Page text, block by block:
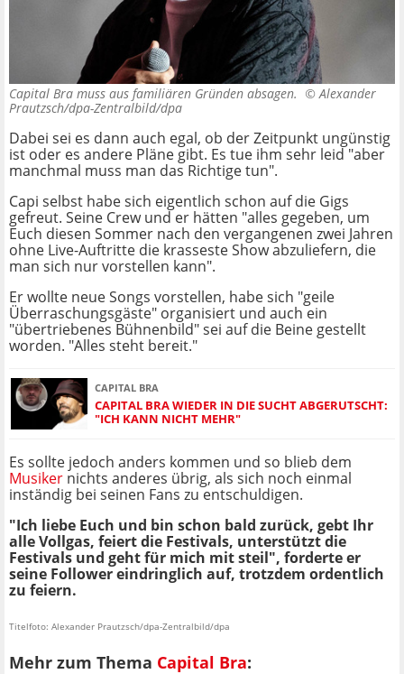
Capital Bra muss aus familiären Gründen absagen. ©Alexander
Prautzsch/dpa-Zentralbild/dpa
Dabei sei es dann auch egal, ob der Zeitpunkt ungünstig
ist oder es andere Pläne gibt. Es tue ihm sehr leid "aber
manchmal muss man das Richtige tun".
Capi selbst habe sich eigentlich schon auf die Gigs
gefreut. Seine Crew und er hätten "alles gegeben, um
Euch diesen Sommer nach den vergangenen zwei Jahren
ohne Live-Auftritte die krasseste Show abzuliefern, die
man sich nur vorstellen kann".
Er wollte neue Songs vorstellen, habe sich "geile
Überraschungsgäste" organisiert und auch ein
"übertriebenes Bühnenbild" sei auf die Beine gestellt
worden. "Alles steht bereit."
CAPITAL BRA
CAPITAL BRA WIEDER IN DIE SUCHT ABGERUTSCHT:
"ICH KANN NICHT MEHR"
Es sollte jedoch anders kommen und so blieb dem
Musiker nichts anderes übrig, als sich noch einmal
inständig bei seinen Fans zu entschuldigen.
"Ich liebe Euch und bin schon bald zurück, gebt Ihr
alle Vollgas, feiert die Festivals, unterstützt die
Festivals und geht für mich mit steil", forderte er
seine Follower eindringlich auf, trotzdem ordentlich
zu feiern.
Titelfoto: Alexander Prautzsch/dpa-Zentralbild/dpa
Mehr zum Thema Capital Bra: